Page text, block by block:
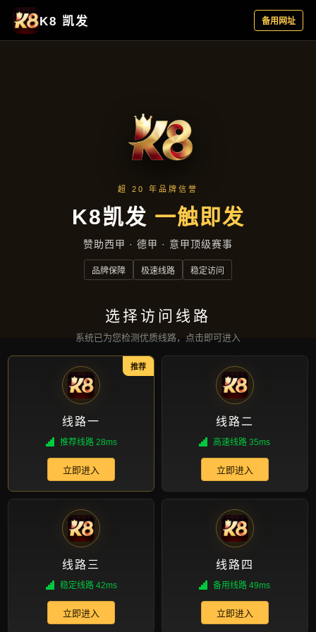
项目实录
首页 项目实录